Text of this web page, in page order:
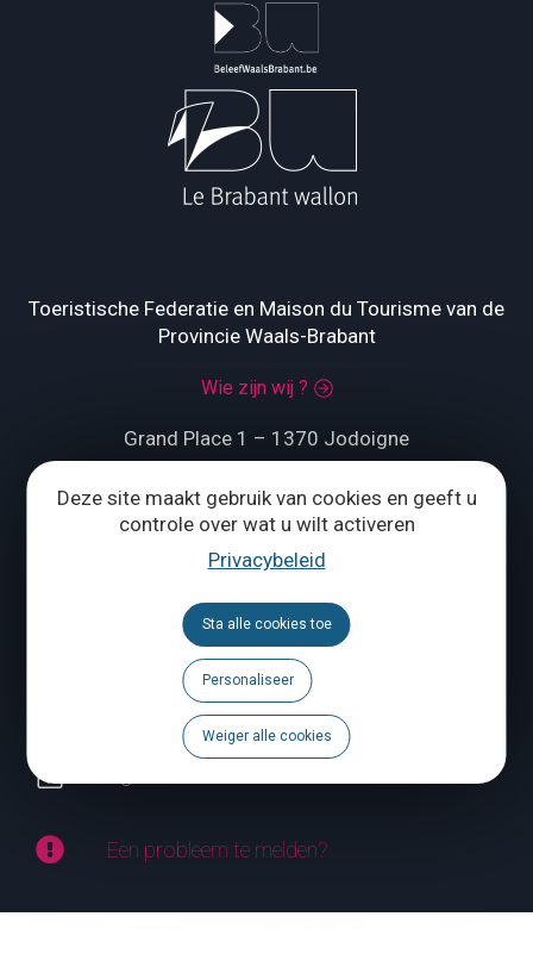
Deze site maakt gebruik van cookies en geeft u
controle over wat u wilt activeren
Privacybeleid
Sta alle cookies toe
Personaliseer
Weiger alle cookies
Toeristische Federatie en Maison du Tourisme van de
Provincie Waals-Brabant
Wie zijn wij ?
Grand Place 1 – 1370 Jodoigne
Tél.+32 (0) 10 56 09 70
Volg ons
Brochures
Een probleem te melden?